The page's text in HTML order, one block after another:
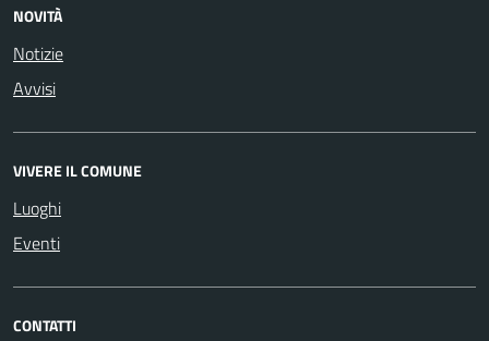
NOVITÀ
Notizie
Avvisi
VIVERE IL COMUNE
Luoghi
Eventi
CONTATTI